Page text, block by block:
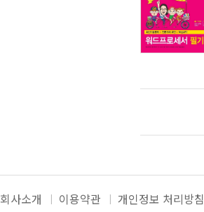
회사소개 이용약관 개인정보 처리방침